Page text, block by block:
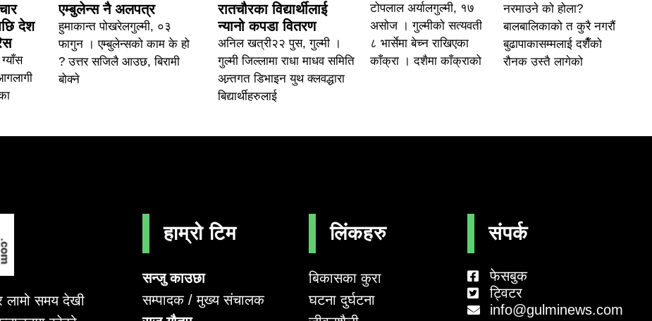
देश
एम्बुलेन्स नै अलपत्र
हुमाकान्त पोखरेलगुल्मी, ०३
फागुन । एम्बुलेन्सको काम के हो
? उत्तर सजिलै आउछ, बिरामी
बोक्ने
रातचौरका विद्यार्थीलाई
न्यानो कपडा वितरण
अनिल खत्री२२ पुस, गुल्मी ।
गुल्मी जिल्लामा राधा माधव समिति
अन्र्तगत डिभाइन युथ क्लवद्धारा
बिद्यार्थीहरुलाई
टोपलाल अर्यालगुल्मी, १७
असोज । गुल्मीको सत्यवती
८ भार्सेमा बेच्न राखिएका
काँक्रा । दशैमा काँक्राको
नरमाउने को होला?
बालबालिकाको त कुरै नगरौं
बुढापाकासम्मलाई दशैँको
रौनक उस्तै लागेको
लामो समय देखी
हाम्रो टिम
सन्जु काउछा
सम्पादक / मुख्य संचालक
लिंकहरु
बिकासका कुरा
घटना दुर्घटना
संपर्क
फेसबुक
ट्विटर
info@gulminews.com